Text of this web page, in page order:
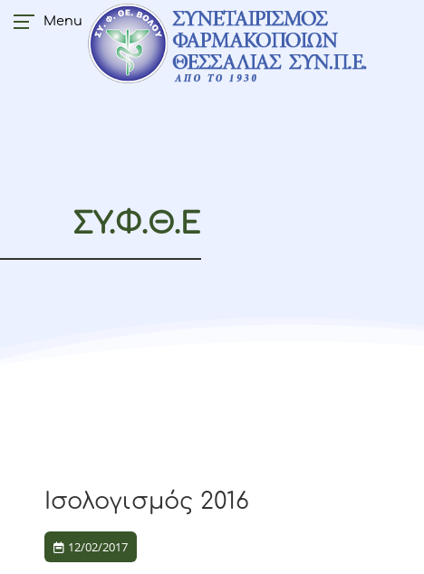
Menu
ΣΥ.Φ.Θ.Ε
Ισολογισμός 2016
12/02/2017